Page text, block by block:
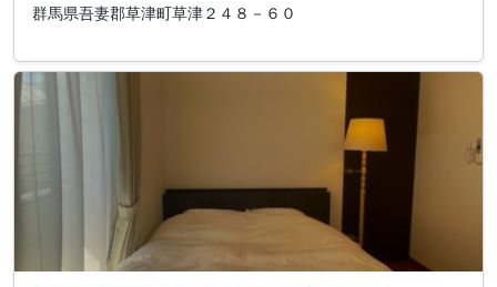
群馬県吾妻郡草津町草津２４８－６０